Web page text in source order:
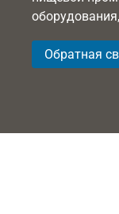
Обратная